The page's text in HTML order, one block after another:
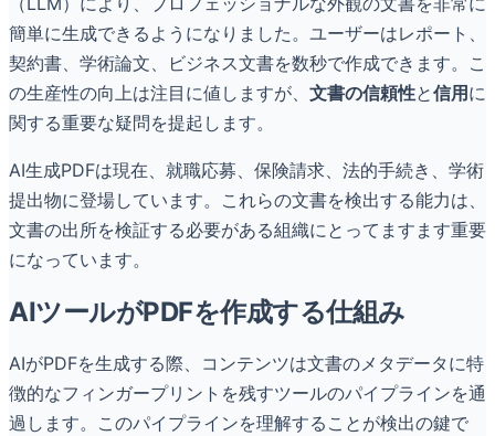
簡単に生成できるようになりました。ユーザーはレポート、
契約書、学術論文、ビジネス文書を数秒で作成できます。こ
の生産性の向上は注目に値しますが、 文書の信頼性と信用に
関する重要な疑問を提起します。
AI生成PDFは現在、就職応募、保険請求、法的手続き、学術
提出物に登場しています。これらの文書を検出する能力は、
文書の出所を検証する必要がある組織にとってますます重要
になっています。
AIツールがPDFを作成する仕組み
AIがPDFを生成する際、コンテンツは文書のメタデータに特
徴的なフィンガープリントを残すツールのパイプラインを通
過します。このパイプラインを理解することが検出の鍵で